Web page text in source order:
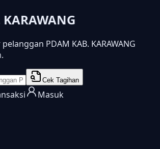
PDAM KAB. KARAWANG
Cek Tagihan
Masuk